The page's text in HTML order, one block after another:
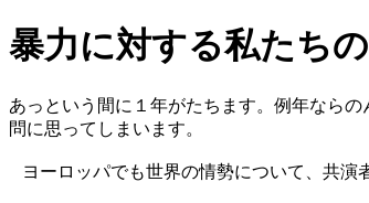
暴力に対する私たち
あっという間に１年がたちます。例年なら
問に思ってしまいます。
ヨーロッパでも世界の情勢について、共演